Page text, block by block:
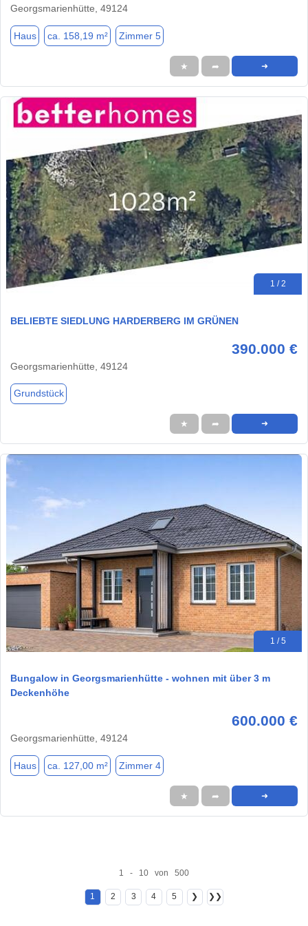
Georgsmarienhütte, 49124
Haus ca. 158,19 m² Zimmer 5
★ ➦ ➜
1 / 2
BELIEBTE SIEDLUNG HARDERBERG IM GRÜNEN
390.000 €
Georgsmarienhütte, 49124
Grundstück
★ ➦ ➜
1 / 5
Bungalow in Georgsmarienhütte - wohnen mit über 3 m
Deckenhöhe
600.000 €
Georgsmarienhütte, 49124
Haus ca. 127,00 m² Zimmer 4
★ ➦ ➜
1 - 10 von 500
1 2 3 4 5 ❯ ❯❯